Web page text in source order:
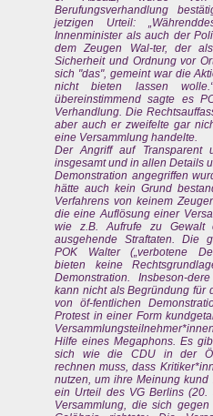
Berufungsverhandlung
jetzigen Urteil:
Innenminister als auch der
dem Zeugen Wal-ter, der
Sicherheit und Ordnung vor
sich "das", gemeint war die
nicht bieten lassen
übereinstimmend sagte es
Verhandlung. Die
aber auch er zweifelte gar
eine Versammlung handelte.
Der Angriff auf Transparent
insgesamt und in allen Details
Demonstration angegriffen
hätte auch kein Grund
Verfahrens von keinem
die eine Auflösung einer
wie z.B. Aufrufe zu Gewalt
ausgehende Straftaten. Die
POK Walter („verbotene
bieten keine
Demonstration. Insbeson-
kann nicht als Begründung für
von öf-fentlichen
Protest in einer Form
Hilfe eines Megaphons. Es
sich wie die CDU in der
rechnen muss, dass
nutzen, um ihre Meinung
ein Urteil des VG Berlins
Versammlung, die sich